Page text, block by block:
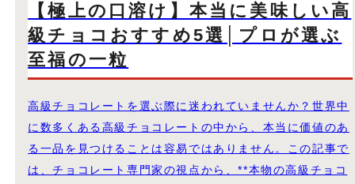
【極上の口溶け】本当に美味しい高
級チョコおすすめ5選│プロが選ぶ
至福の一粒
高級チョコレートを選ぶ際に迷われていませんか？世界中
に数多くある高級チョコレートの中から、本当に価値のあ
る一品を見つけることは容易ではありません。この記事で
は、チョコレート専門家の視点から、**本物の高級チョコ